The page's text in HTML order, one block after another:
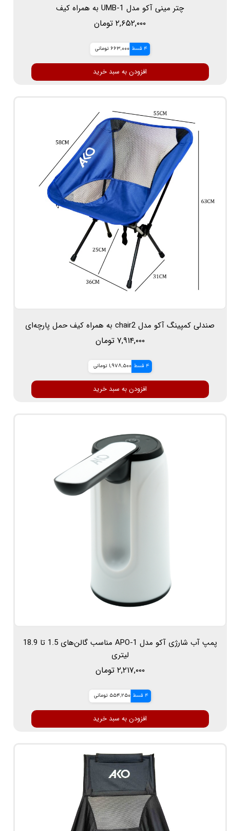
چتر مینی آکو مدل UMB-1 به همراه کیف
۲,۶۵۲,۰۰۰ تومان
4 قسط 663,000 تومانی
افزودن به سبد خرید
صندلی کمپینگ آکو مدل chair2 به همراه کیف حمل پارچه‌ای
۷,۹۱۴,۰۰۰ تومان
4 قسط 1,978,500 تومانی
افزودن به سبد خرید
پمپ آب شارژی آکو مدل APO-1 مناسب گالن‌های 1.5 تا 18.9
لیتری
۲,۲۱۷,۰۰۰ تومان
4 قسط 554,250 تومانی
افزودن به سبد خرید